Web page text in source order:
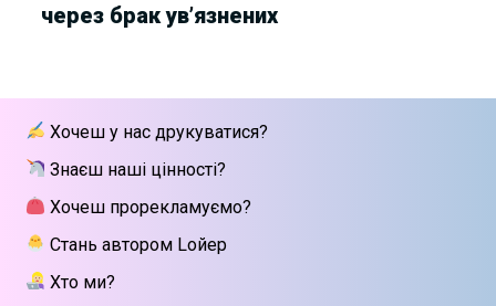
через брак ув’язнених
Хочеш у нас друкуватися?
Знаєш наші цінності?
Хочеш прорекламуємо?
Стань автором Lойер
Хто ми?